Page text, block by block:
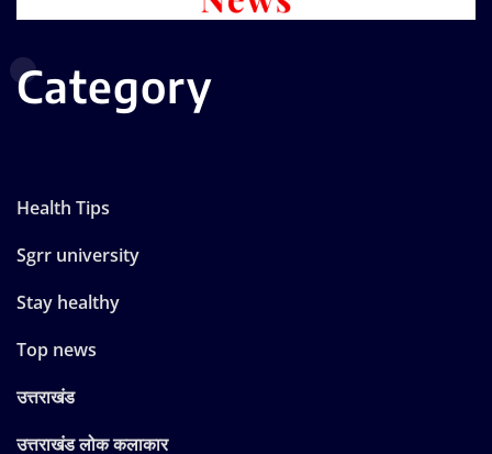
Category
Health Tips
Sgrr university
Stay healthy
Top news
उत्तराखंड
उत्तराखंड लोक कलाकार